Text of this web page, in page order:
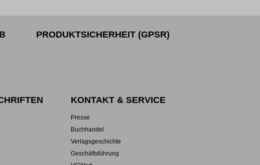
PRODUKTSICHERHEIT (GPSR)
KONTAKT & SERVICE
Presse
Buchhandel
Verlagsgeschichte
Geschäftsführung